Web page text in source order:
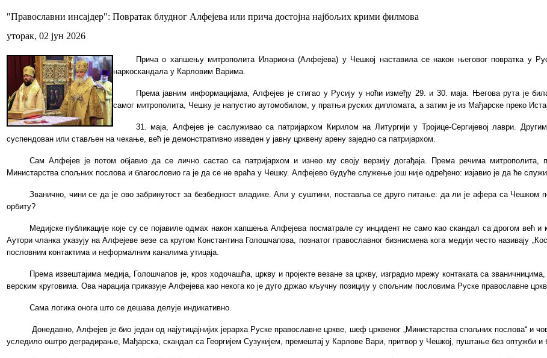
"Православни инсајдер": Повратак блудног Алфејева или прича достојна најбољих крими филмова
уторак, 02 јун 2026
Прича о хапшењу митрополита Илариона (Алфејева) у Чешкој наставила се након његовог повратка у
наркоскандала у Карловим Варима.
Према јавним информацијама, Алфејев је стигао у Русију у ноћи између 29. и 30. маја. Његова рута је
самог митрополита, Чешку је напустио аутомобилом, у пратњи руских дипломата, а затим је из Мађарске преко
31. маја, Алфејев је саслуживао са патријархом Кирилом на Литургији у Тројице-Сергијевој лаври.
суспендован или стављен на чекање, већ је демонстративно изведен у јавну црквену арену заједно са патријархом.
Сам Алфејев је потом објавио да се лично састао са патријархом и изнео му своју верзију догађаја. Према речима митрополита,
Министарства спољних послова и благословио га је да се не враћа у Чешку. Алфејево будуће служење још није одређено: изјавио је да ће
Званично, чини се да је ово забринутост за безбедност владике. Али у суштини, поставља се друго питање: да ли је афера са Чешком
орбиту?
Медијске публикације које су се појавиле одмах након хапшења Алфејева посматрале су инцидент не само као скандал са дрогом већ
Аутори чланка указују на Алфејеве везе са кругом Константина Голошчапова, познатог православног бизнисмена кога медији често називају
пословним контактима и неформалним каналима утицаја.
Према извештајима медија, Голошчапов је, кроз ходочашћа, цркву и пројекте везане за цркву, изградио мрежу контаката са
верским круговима. Ова нарација приказује Алфејева као некога ко је дуго држао кључну позицију у спољним пословима Руске православне
Сама логика онога што се дешава делује индикативно.
Донедавно, Алфејев је био један од најутицајнијих јерарха Руске православне цркве, шеф црквеног „Министарства спољних послова“ и
уследило оштро деградирање, Мађарска, скандал са Георгијем Сузукијем, премештај у Карлове Вари, притвор у Чешкој, пуштање без оптужби и